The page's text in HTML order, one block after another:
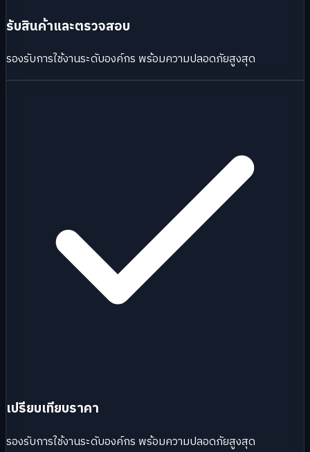
รับสินค้าและตรวจสอบ
รองรับการใช้งานระดับองค์กร พร้อมความปลอดภัยสูงสุด
เปรียบเทียบราคา
รองรับการใช้งานระดับองค์กร พร้อมความปลอดภัยสูงสุด